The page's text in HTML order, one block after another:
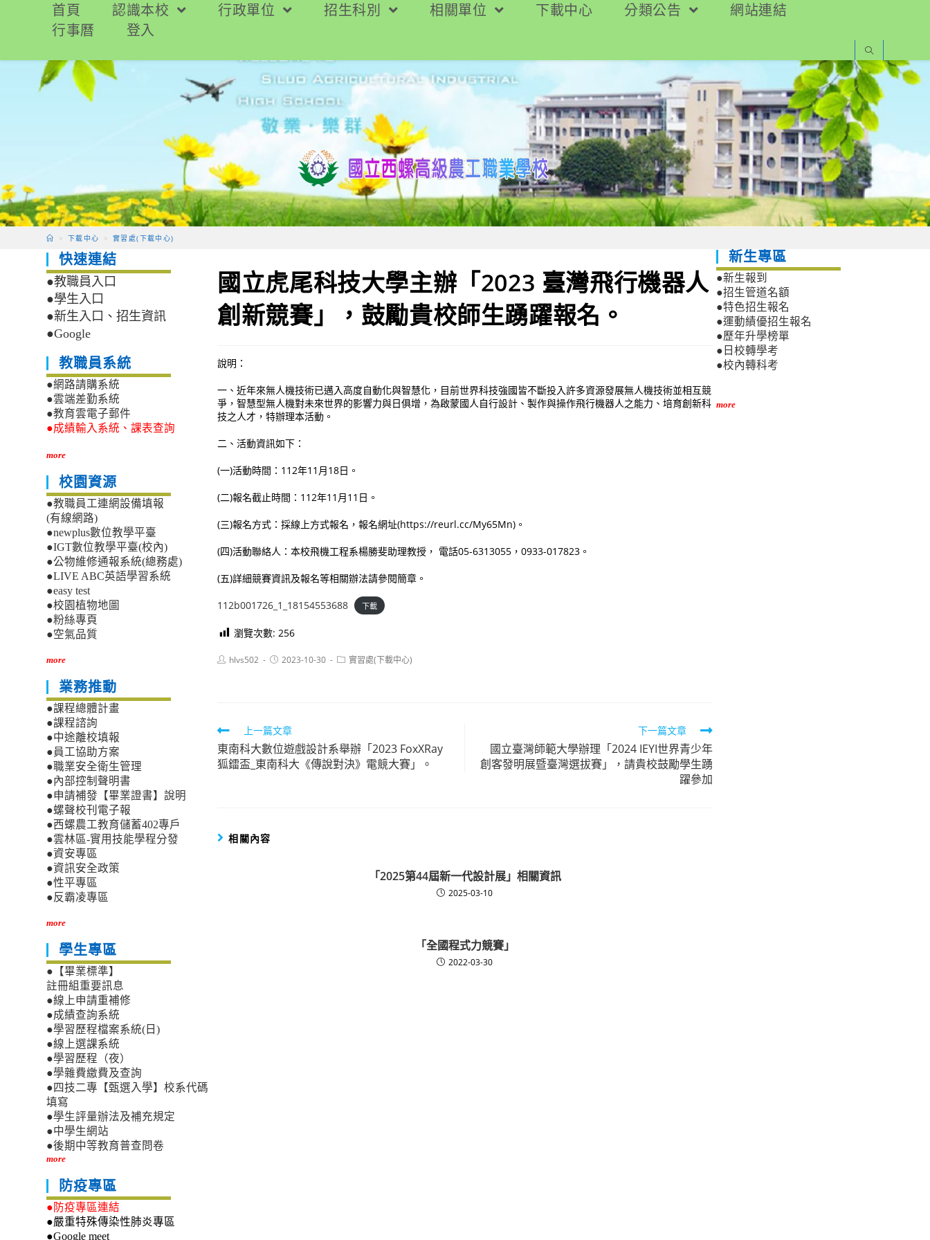
要
首頁 認識本校 行政單位 招生科別 相關單位 下載中心 分類公告
網站連結
行事曆
登入
> 下載中心 > 實習處(下載中心)
國立虎尾科技大學主辦「2023 臺灣飛行機器人
創新競賽」，鼓勵貴校師生踴躍報名。
說明：
一、近年來無人機技術已邁入高度自動化與智慧化，目前世界科技強國皆不斷投入許多資源發展無人機技術並相互競
爭，智慧型無人機對未來世界的影響力與日俱增，為啟蒙國人自行設計、製作與操作飛行機器人之能力、培育創新科
技之人才，特辦理本活動。
二、活動資訊如下：
(一)活動時間：112年11月18日。
(二)報名截止時間：112年11月11日。
(三)報名方式：採線上方式報名，報名網址(https://reurl.cc/My65Mn)。
(四)活動聯絡人：本校飛機工程系楊勝斐助理教授， 電話05-6313055，0933-017823。
(五)詳細競賽資訊及報名等相關辦法請參閱簡章。
112b001726_1_18154553688 下載
瀏覽次數: 256
Posthlvs502
Post2023-10-30
Post實習處(下載中心)
Read
more
articles
上一篇文章
東南科大數位遊戲設計系舉辦「2023 FoxXRay
狐鐳盃_東南科大《傳說對決》電競大賽」。
下一篇文章
國立臺灣師範大學辦理「2024 IEYI世界青少年
創客發明展暨臺灣選拔賽」，請貴校鼓勵學生踴
躍參加
相關內容
「2025第44屆新一代設計展」相關資訊
2025-03-10
「全國程式力競賽」
2022-03-30
快速連結
●教職員入口
●學生入口
●新生入口、招生資訊
●Google
教職員系統
●網路請購系統
●雲端差勤系統
●教育雲電子郵件
●成績輸入系統、課表查詢
more
校園資源
●教職員工連網設備填報
(有線網路)
●newplus數位教學平臺
●IGT數位教學平臺(校內)
●公物維修通報系統(總務處)
●LIVE ABC英語學習系統
●easy test
●校園植物地圖
●粉絲專頁
●空氣品質
more
業務推動
●課程總體計畫
●課程諮詢
●中途離校填報
●員工協助方案
●職業安全衛生管理
●內部控制聲明書
●申請補發【畢業證書】說明
●螺聲校刊電子報
●西螺農工教育儲蓄402專戶
●雲林區-實用技能學程分發
●資安專區
●資訊安全政策
●性平專區
●反霸凌專區
more
學生專區
●【畢業標準】
註冊組重要訊息
●線上申請重補修
●成績查詢系統
●學習歷程檔案系統(日)
●線上選課系統
●學習歷程（夜）
●學雜費繳費及查詢
●四技二專【甄選入學】校系代碼
填寫
●學生評量辦法及補充規定
●中學生網站
●後期中等教育普查問卷
more
防疫專區
●防疫專區連結
●嚴重特殊傳染性肺炎專區
●Google meet
新生專區
●新生報到
●招生管道名額
●特色招生報名
●運動績優招生報名
●歷年升學榜單
●日校轉學考
●校內轉科考
more